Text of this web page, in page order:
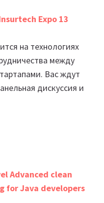
Expo 13
на технологиях
между
Вас ждут
дискуссия и
Advanced clean
for Java developers